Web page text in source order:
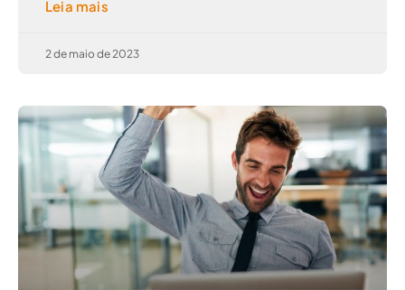
Leia mais
2 de maio de 2023